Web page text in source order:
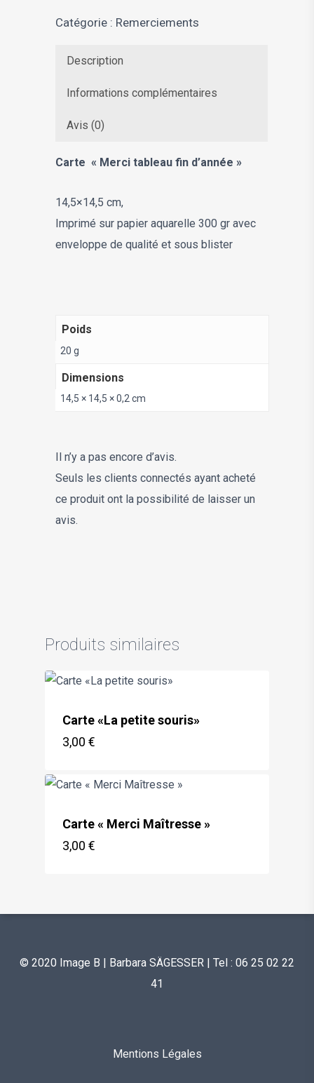
Catégorie : Remerciements
Description
Informations complémentaires
Avis (0)
Carte « Merci tableau fin d’année »
14,5×14,5 cm,
Imprimé sur papier aquarelle 300 gr avec
enveloppe de qualité et sous blister
Poids
20 g
Dimensions
14,5 × 14,5 × 0,2 cm
Il n’y a pas encore d’avis.
Seuls les clients connectés ayant acheté
ce produit ont la possibilité de laisser un
avis.
Produits similaires
Carte «La petite souris»
3,00 €
Carte « Merci Maîtresse »
3,00 €
© 2020 Image B | Barbara SÄGESSER | Tel : 06 25 02 22
41
Mentions Légales